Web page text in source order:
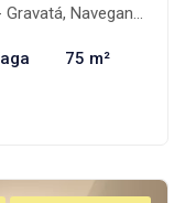
Navegantes-SC
75 m²